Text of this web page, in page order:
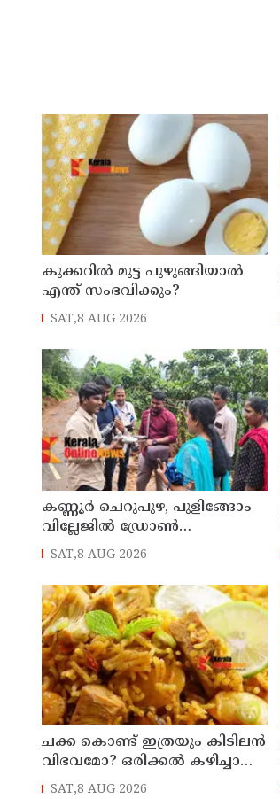
കുക്കറിൽ മുട്ട പുഴുങ്ങിയാൽ
എന്ത് സംഭവിക്കും?
SAT,8 AUG 2026
കണ്ണൂർ ചെറുപുഴ, പുളിങ്ങോം
വില്ലേജിൽ ഡ്രോൺ
സർവ്വേയ്ക്ക് തുടക്കമായി
SAT,8 AUG 2026
ചക്ക കൊണ്ട് ഇത്രയും കിടിലൻ
വിഭവമോ? ഒരിക്കൽ കഴിച്ചാൽ
മറക്കില്ല
SAT,8 AUG 2026